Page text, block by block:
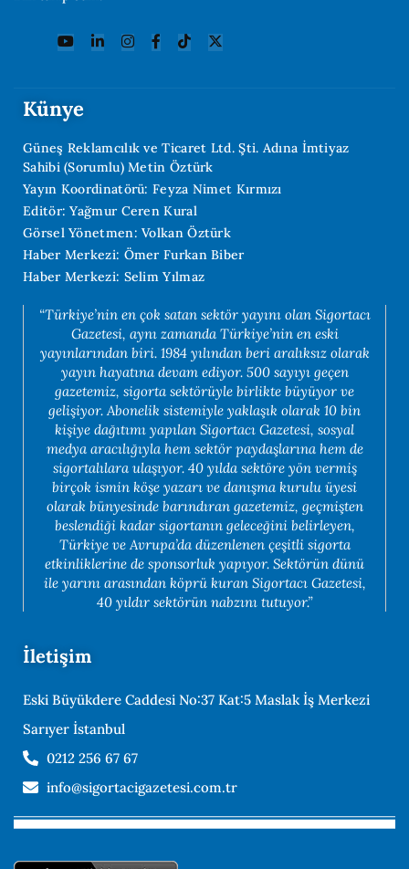
Künye
Güneş Reklamcılık ve Ticaret Ltd. Şti. Adına İmtiyaz
Sahibi (Sorumlu) Metin Öztürk
Yayın Koordinatörü: Feyza Nimet Kırmızı
Editör: Yağmur Ceren Kural
Görsel Yönetmen: Volkan Öztürk
Haber Merkezi: Ömer Furkan Biber
Haber Merkezi: Selim Yılmaz
“Türkiye’nin en çok satan sektör yayını olan Sigortacı
Gazetesi, aynı zamanda Türkiye’nin en eski
yayınlarından biri. 1984 yılından beri aralıksız olarak
yayın hayatına devam ediyor. 500 sayıyı geçen
gazetemiz, sigorta sektörüyle birlikte büyüyor ve
gelişiyor. Abonelik sistemiyle yaklaşık olarak 10 bin
kişiye dağıtımı yapılan Sigortacı Gazetesi, sosyal
medya aracılığıyla hem sektör paydaşlarına hem de
sigortalılara ulaşıyor. 40 yılda sektöre yön vermiş
birçok ismin köşe yazarı ve danışma kurulu üyesi
olarak bünyesinde barındıran gazetemiz, geçmişten
beslendiği kadar sigortanın geleceğini belirleyen,
Türkiye ve Avrupa’da düzenlenen çeşitli sigorta
etkinliklerine de sponsorluk yapıyor. Sektörün dünü
ile yarını arasından köprü kuran Sigortacı Gazetesi,
40 yıldır sektörün nabzını tutuyor.”
İletişim
Eski Büyükdere Caddesi No:37 Kat:5 Maslak İş Merkezi
Sarıyer İstanbul
0212 256 67 67
info@sigortacigazetesi.com.tr